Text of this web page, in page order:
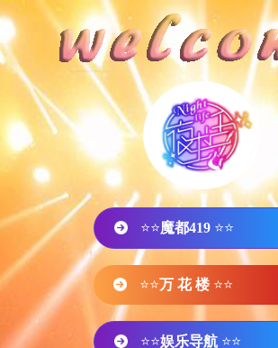
⭐⭐魔都419 ⭐⭐
⭐⭐万 花 楼 ⭐⭐
⭐⭐娱乐导航 ⭐⭐